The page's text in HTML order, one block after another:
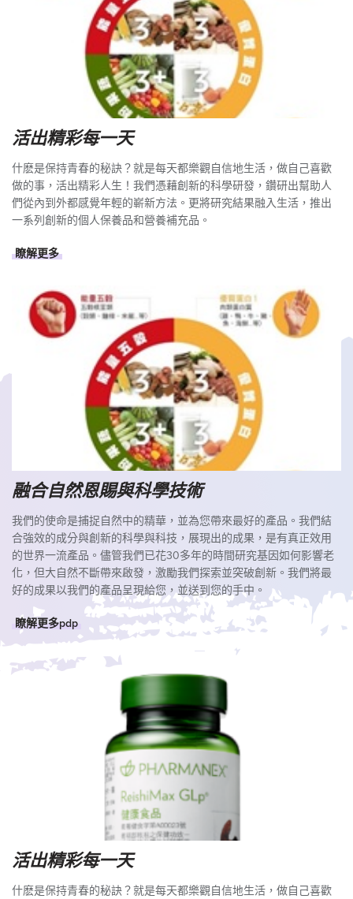
活出精彩每一天
什麽是保持青春的秘訣？就是每天都樂觀自信地生活，做自己喜歡
做的事，活出精彩人生！我們憑藉創新的科學研發，鑽研出幫助人
們從內到外都感覺年輕的嶄新方法。更將研究結果融入生活，推出
一系列創新的個人保養品和營養補充品。
瞭解更多
融合自然恩賜與科學技術
我們的使命是捕捉自然中的精華，並為您帶來最好的產品。我們結
合強效的成分與創新的科學與科技，展現出的成果，是有真正效用
的世界一流產品。儘管我們已花30多年的時間研究基因如何影響老
化，但大自然不斷帶來啟發，激勵我們探索並突破創新。我們將最
好的成果以我們的產品呈現給您，並送到您的手中。
瞭解更多pdp
活出精彩每一天
什麽是保持青春的秘訣？就是每天都樂觀自信地生活，做自己喜歡